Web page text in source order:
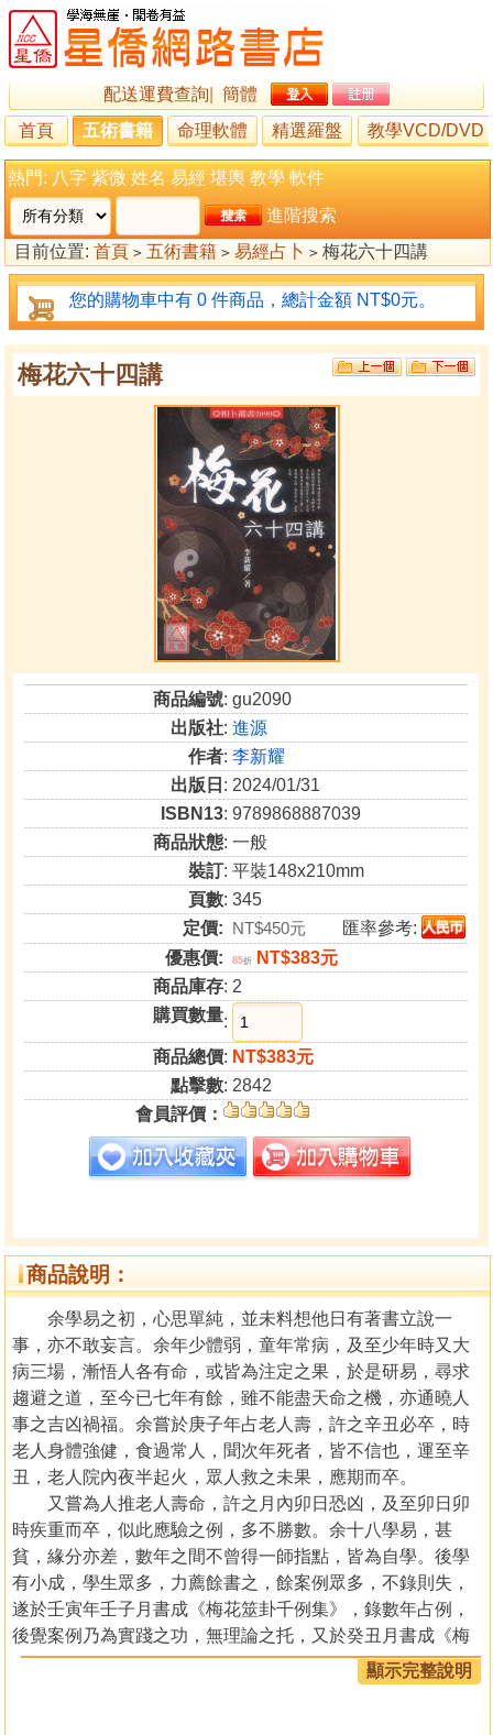
配送運費查詢
簡體
首頁
五術書籍 命理軟體 精選羅盤 教學VCD/DVD
熱門: 八字 紫微 姓名 易經 堪輿 教學 軟件
進階搜索
目前位置: 首頁 > 五術書籍 > 易經占卜 > 梅花六十四講
您的購物車中有 0 件商品，總計金額 NT$0元。
梅花六十四講
商品編號: gu2090
出版社:進源
作者:李新耀
出版日 : 2024/01/31
ISBN13: 9789868887039
商品狀態: 一般
裝訂: 平裝148x210mm
頁數: 345
定價: NT$450元
匯率參考:
優惠價:
85折
NT$383元
商品庫存: 2
購買數量:
商品總價: NT$383元
點擊數: 2842
會員評價：
商品說明：
余學易之初，心思單純，並未料想他日有著書立說一
事，亦不敢妄言。余年少體弱，童年常病，及至少年時又大
病三場，漸悟人各有命，或皆為注定之果，於是研易，尋求
趨避之道，至今已七年有餘，雖不能盡天命之機，亦通曉人
事之吉凶禍福。余嘗於庚子年占老人壽，許之辛丑必卒，時
老人身體強健，食過常人，聞次年死者，皆不信也，運至辛
丑，老人院內夜半起火，眾人救之未果，應期而卒。
又嘗為人推老人壽命，許之月內卯日恐凶，及至卯日卯
時疾重而卒，似此應驗之例，多不勝數。余十八學易，甚
貧，緣分亦差，數年之間不曾得一師指點，皆為自學。後學
有小成，學生眾多，力薦餘書之，餘案例眾多，不錄則失，
遂於壬寅年壬子月書成《梅花筮卦千例集》，錄數年占例，
後覺案例乃為實踐之功，無理論之托，又於癸丑月書成《梅
花六十四講》，是為講義，一書實踐，一書理論，甚妙。
時梅花雜亂無章，各家皆有其說，或以爻辭為主，或借
顯示完整說明